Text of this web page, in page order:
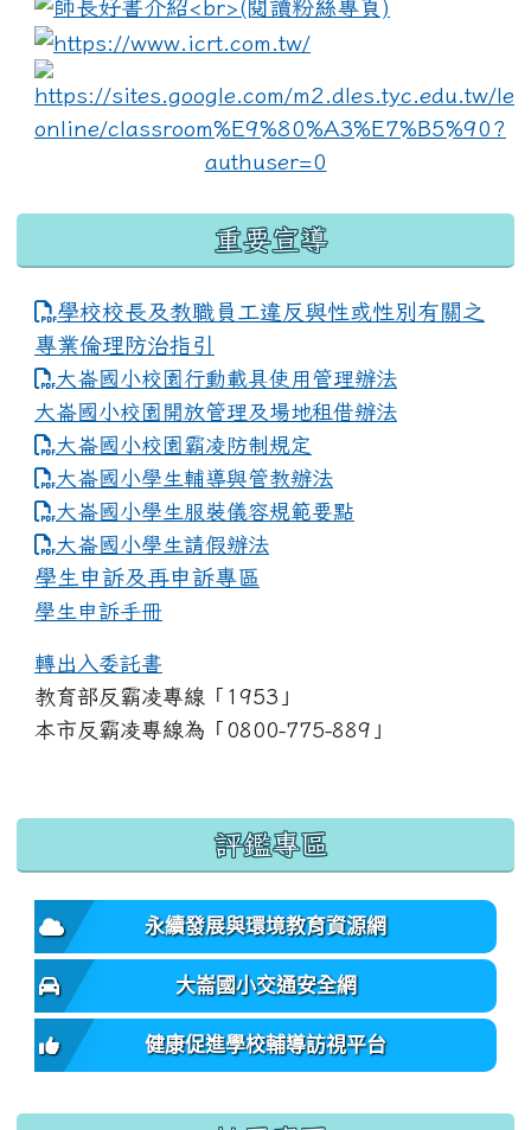
link to https://
重要宣導
學校校長及教職員工違反與性或性別有關之
專業倫理防治指引
大崙國小校園行動載具使用管理辦法
大崙國小校園開放管理及場地租借辦法
大崙國小校園霸凌防制規定
大崙國小學生輔導與管教辦法
大崙國小學生服裝儀容規範要點
link to https://www.dles.tyc.edu.tw/uploads/
大崙國小學生請假辦法
學生申訴及再申訴專區
學生申訴手冊
轉出入委託書
教育部反霸凌專線「1953」
本市反霸凌專線為「0800-775-889」
:::
評鑑專區
永續發展與環境教育資源網
大崙國小交通安全網
健康促進學校輔導訪視平台